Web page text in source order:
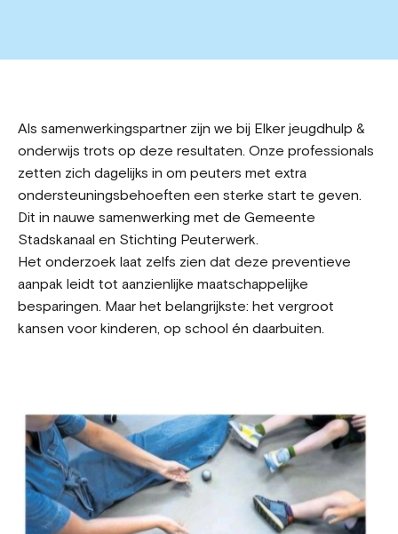
Als samenwerkingspartner zijn we bij Elker jeugdhulp &
onderwijs trots op deze resultaten. Onze professionals
zetten zich dagelijks in om peuters met extra
ondersteuningsbehoeften een sterke start te geven.
Dit in nauwe samenwerking met de Gemeente
Stadskanaal en Stichting Peuterwerk.
Het onderzoek laat zelfs zien dat deze preventieve
aanpak leidt tot aanzienlijke maatschappelijke
besparingen. Maar het belangrijkste: het vergroot
kansen voor kinderen, op school én daarbuiten.